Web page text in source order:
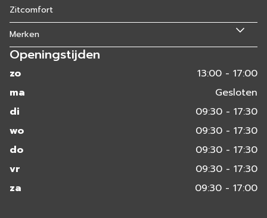
Zitcomfort
Merken
Openingstijden
zo
13:00 - 17:00
ma
Gesloten
di
09:30 - 17:30
wo
09:30 - 17:30
do
09:30 - 17:30
vr
09:30 - 17:30
za
09:30 - 17:00